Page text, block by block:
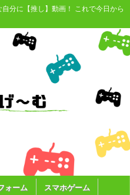
分に【推し】動画！ これで今日から
ォーム
スマホゲーム